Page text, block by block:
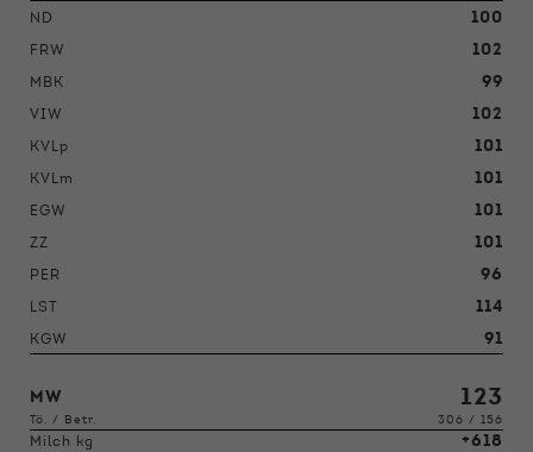
ND 100
FRW 102
MBK 99
VIW 102
KVLp 101
KVLm 101
EGW 101
ZZ 101
PER 96
LST 114
KGW 91
MW 123
Tö. / Betr. 306 / 156
Milch kg +618